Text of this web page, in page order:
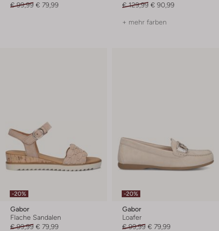
€ 99,99 € 79,99
€ 129,99 € 90,99
+ mehr farben
-20%
Gabor
Flache Sandalen
€ 99,99 € 79,99
-20%
Gabor
Loafer
€ 99,99 € 79,99